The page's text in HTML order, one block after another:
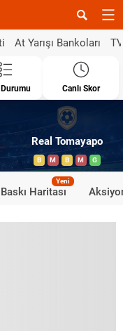
At Yarışı Bankoları
Canlı Skor
Real Tomayapo
B M B M G
Baskı Haritası
Yeni